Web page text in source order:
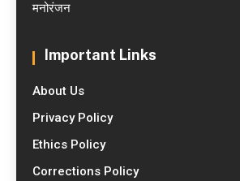
मनोरंजन
Important Links
About Us
Privacy Policy
Ethics Policy
Corrections Policy